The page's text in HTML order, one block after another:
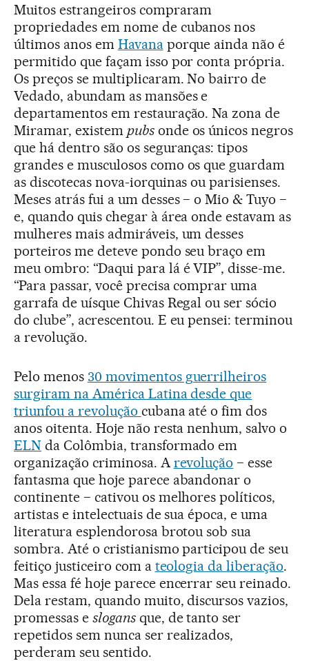
Muitos estrangeiros compraram
propriedades em nome de cubanos nos
últimos anos em Havanaporque ainda não é
permitido que façam isso por conta própria.
Os preços se multiplicaram. No bairro de
Vedado, abundam as mansões e
departamentos em restauração. Na zona de
Miramar, existem pubsonde os únicos negros
que há dentro são os seguranças: tipos
grandes e musculosos como os que guardam
as discotecas nova-iorquinas ou parisienses.
Meses atrás fui a um desses − o Mio & Tuyo −
e, quando quis chegar à área onde estavam as
mulheres mais admiráveis, um desses
porteiros me deteve pondo seu braço em
meu ombro: “Daqui para lá é VIP”, disse-me.
“Para passar, você precisa comprar uma
garrafa de uísque Chivas Regal ou ser sócio
do clube”, acrescentou. E eu pensei: terminou
a revolução.
Pelo menos 30 movimentos guerrilheiros
surgiram na América Latina desde que
triunfou a revolução cubana até o fim dos
anos oitenta. Hoje não resta nenhum, salvo o
ELNda Colômbia, transformado em
organização criminosa. A revolução − esse
fantasma que hoje parece abandonar o
continente − cativou os melhores políticos,
artistas e intelectuais de sua época, e uma
literatura esplendorosa brotou sob sua
sombra. Até o cristianismo participou de seu
feitiço justiceiro com a teologia da liberação.
Mas essa fé hoje parece encerrar seu reinado.
Dela restam, quando muito, discursos vazios,
promessas e slogansque, de tanto ser
repetidos sem nunca ser realizados,
perderam seu sentido.